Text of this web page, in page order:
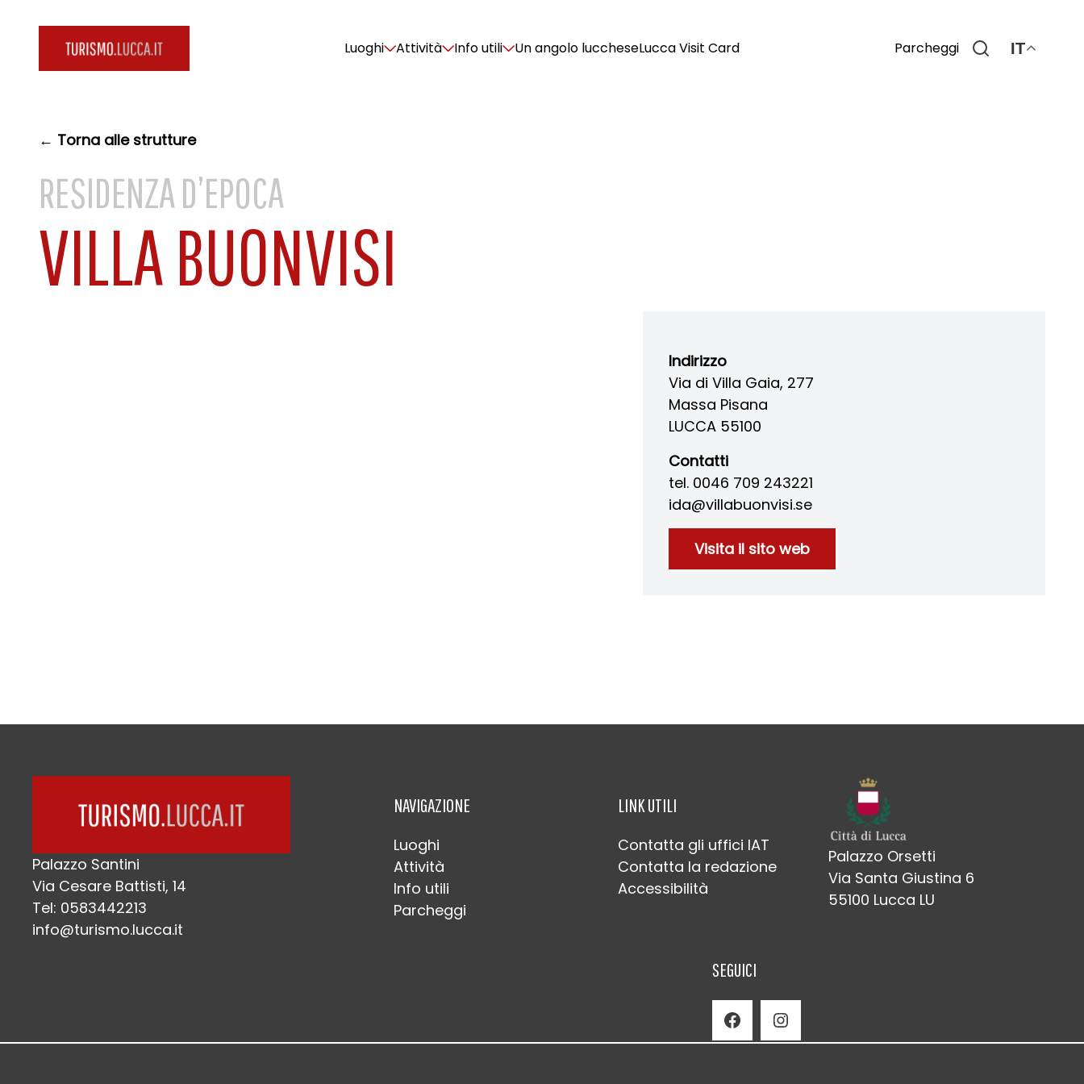
Luoghi Attività Info utili Un angolo luccheseLucca Visit Card Parcheggi IT
← Torna alle strutture
RESIDENZA D’EPOCA
VILLA BUONVISI
Indirizzo
Via di Villa Gaia, 277
Massa Pisana
LUCCA 55100
Contatti
tel. 0046 709 243221
ida@villabuonvisi.se
Visita il sito web
Palazzo Santini
Via Cesare Battisti, 14
Tel: 0583442213
info@turismo.lucca.it
NAVIGAZIONE
Luoghi
Attività
Info utili
Parcheggi
LINK UTILI
Contatta gli uffici IAT
Contatta la redazione
Accessibilità
Palazzo Orsetti
Via Santa Giustina 6
55100 Lucca LU
SEGUICI
Facebook Instagram